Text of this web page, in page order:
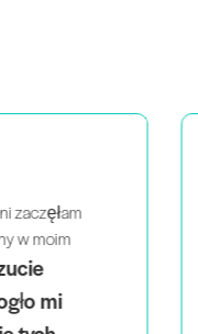
bardziej pewny
i
kształcące i